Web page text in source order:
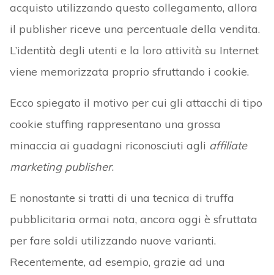
acquisto utilizzando questo collegamento, allora
il publisher riceve una percentuale della vendita.
L’identità degli utenti e la loro attività su Internet
viene memorizzata proprio sfruttando i cookie.
Ecco spiegato il motivo per cui gli attacchi di tipo
cookie stuffing rappresentano una grossa
minaccia ai guadagni riconosciuti agli affiliate
marketing publisher.
E nonostante si tratti di una tecnica di truffa
pubblicitaria ormai nota, ancora oggi è sfruttata
per fare soldi utilizzando nuove varianti.
Recentemente, ad esempio, grazie ad una